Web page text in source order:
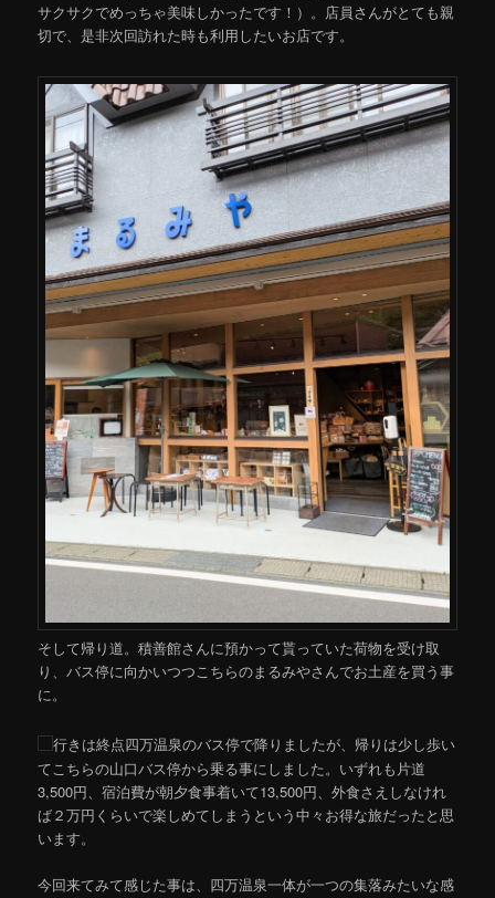
サクサクでめっちゃ美味しかったです！）。店員さんがとても親
切で、是非次回訪れた時も利用したいお店です。
そして帰り道。積善館さんに預かって貰っていた荷物を受け取
り、バス停に向かいつつこちらのまるみやさんでお土産を買う事
に。
行きは終点四万温泉のバス停で降りましたが、帰りは少し歩い
てこちらの山口バス停から乗る事にしました。いずれも片道
3,500円、宿泊費が朝夕食事着いて13,500円、外食さえしなけれ
ば２万円くらいで楽しめてしまうという中々お得な旅だったと思
います。
今回来てみて感じた事は、四万温泉一体が一つの集落みたいな感